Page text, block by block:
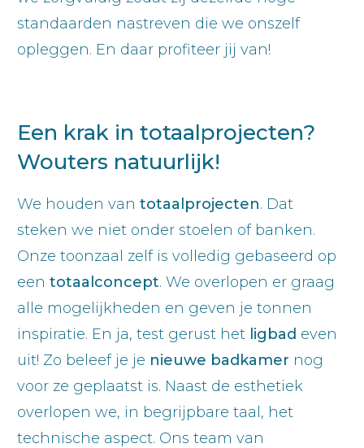
standaarden nastreven die we onszelf
opleggen. En daar profiteer jij van!
Een krak in totaalprojecten?
Wouters natuurlijk!
We houden van totaalprojecten. Dat
steken we niet onder stoelen of banken.
Onze toonzaal zelf is volledig gebaseerd op
een totaalconcept. We overlopen er graag
alle mogelijkheden en geven je tonnen
inspiratie. En ja, test gerust het ligbad even
uit! Zo beleef je je nieuwe badkamer nog
voor ze geplaatst is. Naast de esthetiek
overlopen we, in begrijpbare taal, het
technische aspect. Ons team van